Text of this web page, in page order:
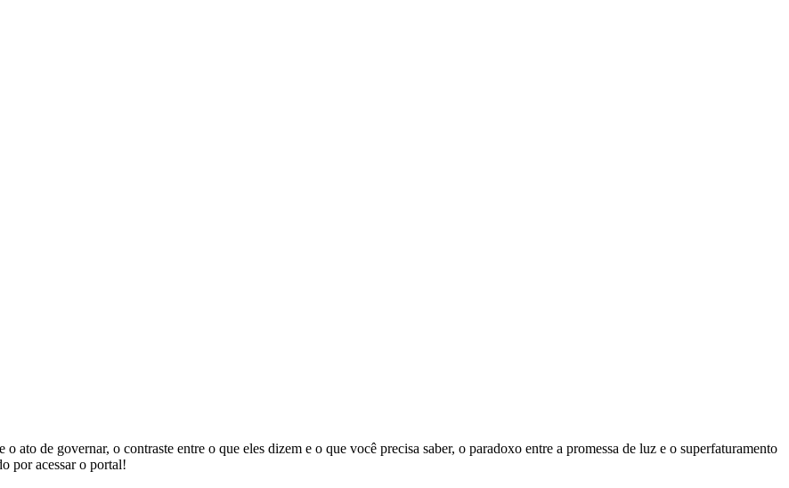
ato de governar, o contraste entre o que eles dizem e o que você precisa saber, o paradoxo entre a promessa de luz e o superfaturamento
por acessar o portal!